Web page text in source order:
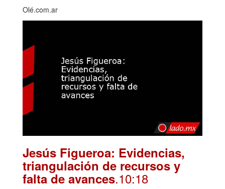
Olé.com.ar
Jesús Figueroa: Evidencias,
triangulación de recursos y
falta de avances.10:18